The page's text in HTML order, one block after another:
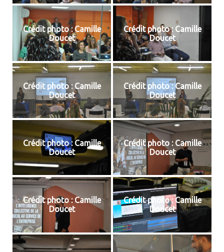
Crédit photo : Camille
Doucet
Crédit photo : Camille
Doucet
Crédit photo : Camille
Doucet
Crédit photo : Camille
Doucet
Crédit photo : Camille
Doucet
Crédit photo : Camille
Doucet
Crédit photo : Camille
Doucet
Crédit photo : Camille
Doucet